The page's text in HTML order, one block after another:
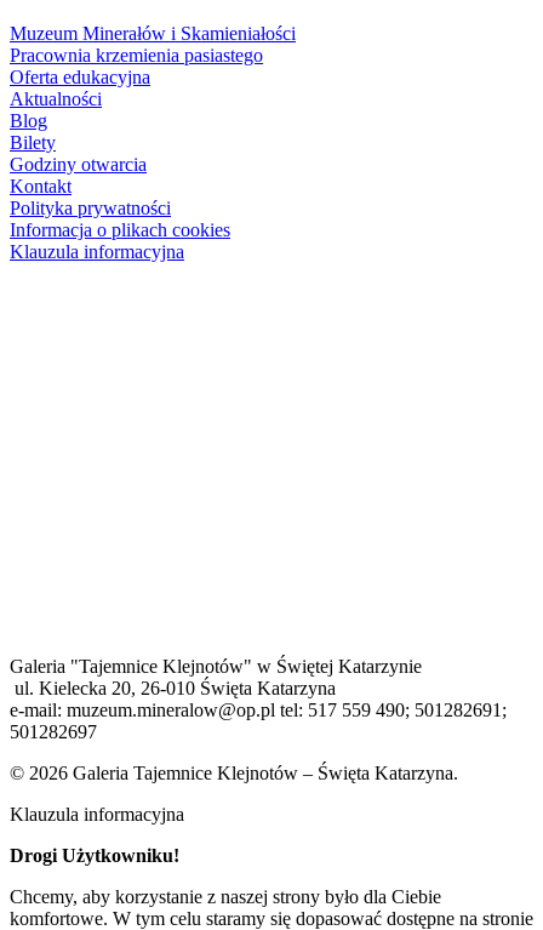
Muzeum Minerałów i Skamieniałości
Pracownia krzemienia pasiastego
Oferta edukacyjna
Aktualności
Blog
Bilety
Godziny otwarcia
Kontakt
Polityka prywatności
Informacja o plikach cookies
Klauzula informacyjna
Galeria "Tajemnice Klejnotów" w Świętej Katarzynie
ul. Kielecka 20, 26-010 Święta Katarzyna
e-mail: muzeum.mineralow@op.pl tel: 517 559 490; 501282691;
501282697
© 2026 Galeria Tajemnice Klejnotów – Święta Katarzyna.
Klauzula informacyjna
Drogi Użytkowniku!
Chcemy, aby korzystanie z naszej strony było dla Ciebie
komfortowe. W tym celu staramy się dopasować dostępne na stronie